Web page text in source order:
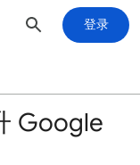
登录
Google